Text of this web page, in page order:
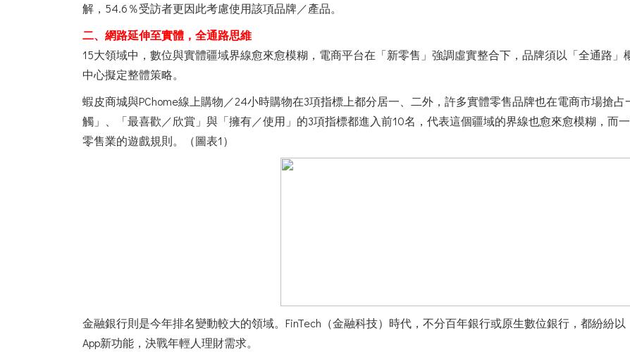
解，54.6％受訪者更因此考慮使用該項品牌／產品。
二、網路延伸至實體，全通路思維
15大領域中，數位與實體疆域界線愈來愈模糊，電商平台在「新零售」強調虛實整合下，品牌須以「全通路
中心擬定整體策略。
蝦皮商城與PChome線上購物／24小時購物在3項指標上都分居一、二外，許多實體零售品牌也在電商市場搶
觸」、「最喜歡／欣賞」與「擁有／使用」的3項指標都進入前10名，代表這個疆域的界線也愈來愈模糊，而
零售業的遊戲規則。（圖表1）
金融銀行則是今年排名變動較大的領域。FinTech（金融科技）時代，不分百年銀行或原生數位銀行，都紛紛以
App新功能，決戰年輕人理財需求。